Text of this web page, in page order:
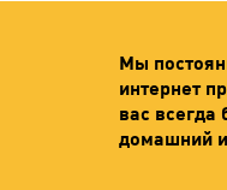
Мы
интернет
вас
домашний